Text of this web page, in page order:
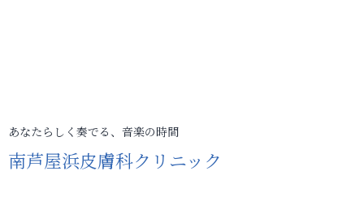
あなたらしく奏でる、音楽の時間
南芦屋浜皮膚科クリニック